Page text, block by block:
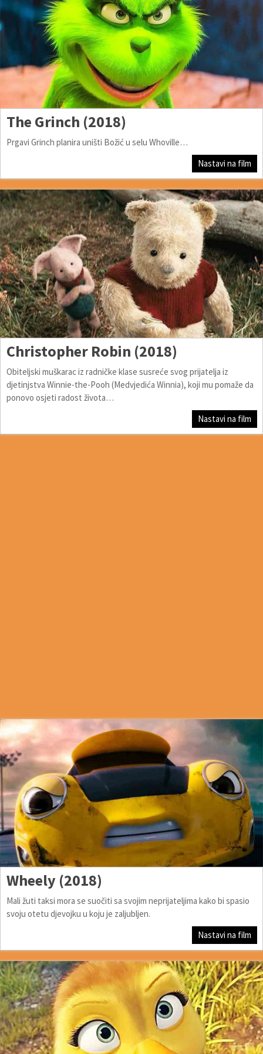
The Grinch (2018)
Prgavi Grinch planira uništi Božić u selu Whoville…
Nastavi na film
Christopher Robin (2018)
Obiteljski muškarac iz radničke klase susreće svog prijatelja iz
djetinjstva Winnie-the-Pooh (Medvjedića Winnia), koji mu pomaže da
ponovo osjeti radost života…
Nastavi na film
Wheely (2018)
Mali žuti taksi mora se suočiti sa svojim neprijateljima kako bi spasio
svoju otetu djevojku u koju je zaljubljen.
Nastavi na film